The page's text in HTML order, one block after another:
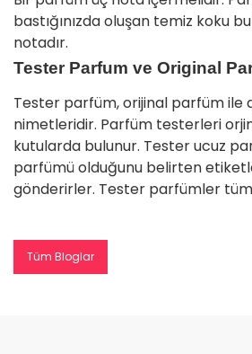
bastığınızda oluşan temiz koku
notadır.
Tester Parfum ve Original
Tester parfüm, orijinal parfüm ile
nimetleridir. Parfüm testerleri
kutularda bulunur. Tester ucuz
parfümü olduğunu belirten
gönderirler. Tester parfümler tüm
Tüm Bloglar